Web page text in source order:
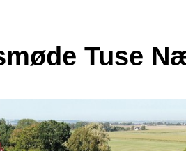
Tuse